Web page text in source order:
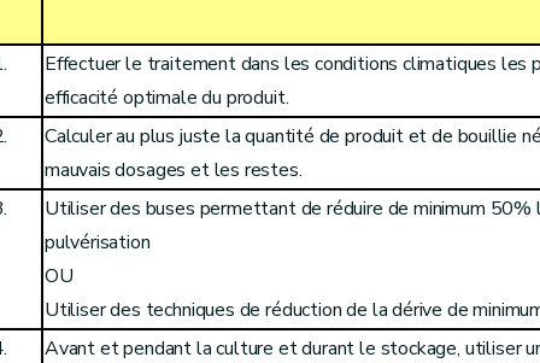
Effectuer le traitement dans les conditions climatiques les
efficacité optimale du produit.
Calculer au plus juste la quantité de produit et de bouillie
mauvais dosages et les restes.
Utiliser des buses permettant de réduire de minimum 50%
pulvérisation
OU
Utiliser des techniques de réduction de la dérive de
Avantetpendant la culture et durant le stockage, utiliser